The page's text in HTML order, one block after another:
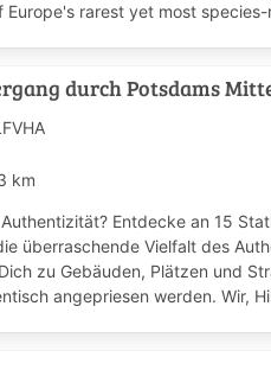
Europe's rarest yet most species-
durch Potsdams
km
Entdecke an 15
überraschende Vielfalt des
zu Gebäuden, Plätzen und
angepriesen werden. Wir,